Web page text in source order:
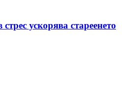
ускорява стареенето